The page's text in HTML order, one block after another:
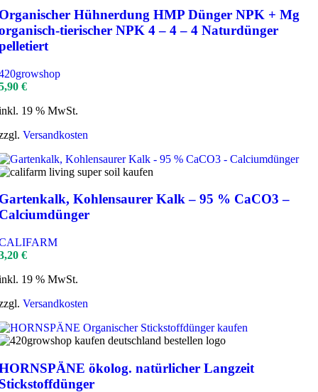
Hühnerdung HMP Dünger NPK + Mg
tierischer NPK 4 – 4 – 4 Naturdünger
€
19 % MwSt.
Versandkosten
Kohlensaurer Kalk – 95 % CaCO3 –
€
19 % MwSt.
Versandkosten
ökolog. natürlicher Langzeit